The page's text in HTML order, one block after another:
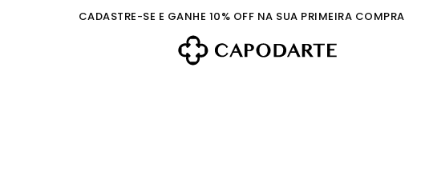
CADASTRE-SE E GANHE 10% OFF NA SUA PRIMEIRA COMPRA